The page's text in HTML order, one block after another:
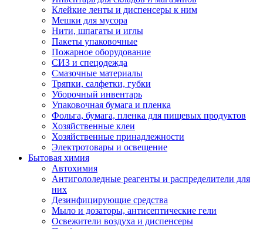
Клейкие ленты и диспенсеры к ним
Мешки для мусора
Нити, шпагаты и иглы
Пакеты упаковочные
Пожарное оборудование
СИЗ и спецодежда
Смазочные материалы
Тряпки, салфетки, губки
Уборочный инвентарь
Упаковочная бумага и пленка
Фольга, бумага, пленка для пищевых продуктов
Хозяйственные клеи
Хозяйственные принадлежности
Электротовары и освещение
Бытовая химия
Автохимия
Антигололедные реагенты и распределители для
них
Дезинфицирующие средства
Мыло и дозаторы, антисептические гели
Освежители воздуха и диспенсеры